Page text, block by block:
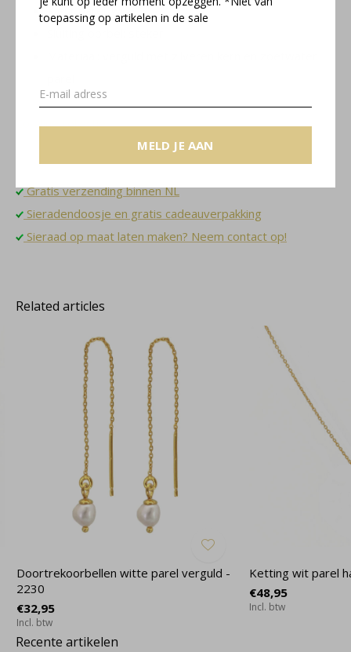
toepassing op artikelen in de sale
MELD JE AAN
Kleur parel: wit
Coraline collectie
Gratis verzending binnen NL
Sieradendoosje en gratis cadeauverpakking
Sieraad op maat laten maken? Neem contact op!
Related articles
Doortrekoorbellen witte parel verguld -
2230
€32,95
Incl. btw
Ketting wit parel
€48,95
Incl. btw
Recente artikelen